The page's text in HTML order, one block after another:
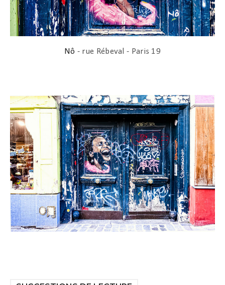
Nô - rue Rébeval - Paris 19